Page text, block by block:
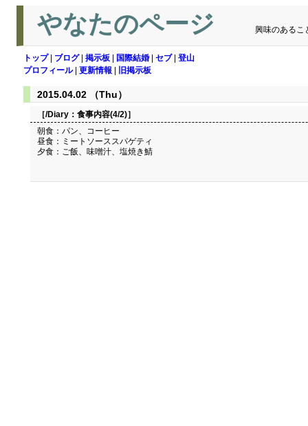
やなたのページ 興味のあるこ
トップ| ブログ| 掲示板 国際結婚 セブ| 登山
プロフィール| 更新情報 旧掲示板
2015.04.02 （Thu）
［/Diary： 食事内容(4/2)］
朝食：パン、コーヒー
昼食：ミートソーススパゲティ
夕食：ご飯、味噌汁、塩焼き鯖